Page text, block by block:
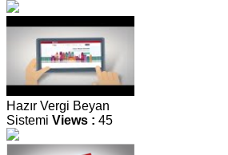
Hazır Vergi Beyan
Sistemi Views : 45